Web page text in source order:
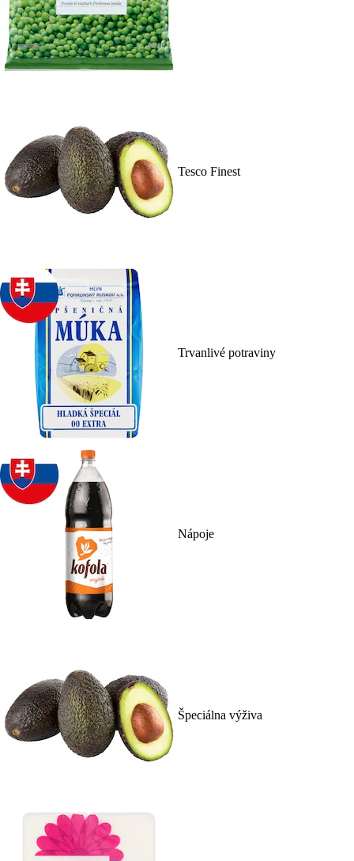
Tesco Finest
Trvanlivé potraviny
Nápoje
Špeciálna výživa